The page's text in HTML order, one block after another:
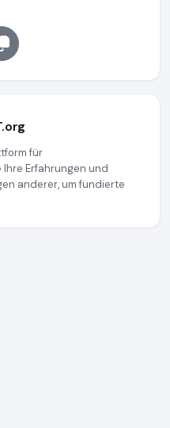
für
Erfahrungen und
anderer, um fundierte